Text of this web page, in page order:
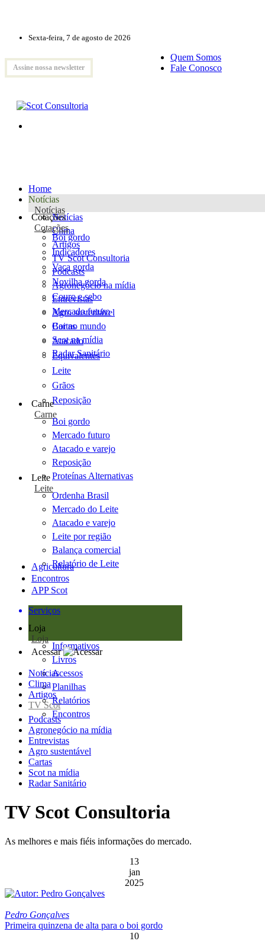
Sexta-feira, 7 de agosto de 2026
Assine nossa newsletter
Quem Somos
Fale Conosco
Home
Notícias
Notícias
Notícias
Clima
Artigos
TV Scot Consultoria
Podcasts
Agronegócio na mídia
Entrevistas
Agro sustentável
Cartas
Scot na mídia
Radar Sanitário
Cotações
Cotações
Boi gordo
Indicadores
Vaca gorda
Novilha gorda
Couro e sebo
Mercado futuro
Boi no mundo
Atacado
Equivalentes
Leite
Grãos
Reposição
Carne
Carne
Boi gordo
Mercado futuro
Atacado e varejo
Reposição
Proteínas Alternativas
Leite
Leite
Ordenha Brasil
Mercado do Leite
Atacado e varejo
Leite por região
Balança comercial
Relatório de Leite
Agricultura
Encontros
APP Scot
Serviços
Loja
Loja
Informativos
Livros
Acessos
Planilhas
Relatórios
Encontros
Acessar
Notícias
Clima
Artigos
TV Scot
Podcasts
Agronegócio na mídia
Entrevistas
Agro sustentável
Cartas
Scot na mídia
Radar Sanitário
TV Scot Consultoria
As melhores e mais fiéis informações do mercado.
13
jan
2025
Pedro Gonçalves
Primeira quinzena de alta para o boi gordo
10